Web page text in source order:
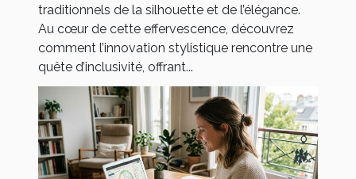
traditionnels de la silhouette et de l’élégance.
Au cœur de cette effervescence, découvrez
comment l’innovation stylistique rencontre une
quête d’inclusivité, offrant...